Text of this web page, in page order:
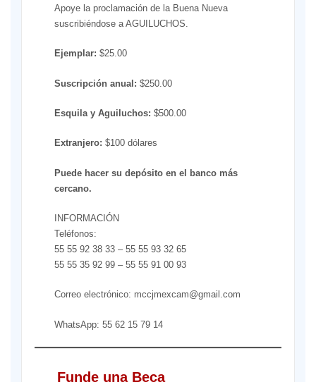
Apoye la proclamación de la Buena Nueva
suscribiéndose a AGUILUCHOS.
Ejemplar: $25.00
Suscripción anual: $250.00
Esquila y Aguiluchos: $500.00
Extranjero: $100 dólares
Puede hacer su depósito en el banco más
cercano.
INFORMACIÓN
Teléfonos:
55 55 92 38 33 – 55 55 93 32 65
55 55 35 92 99 – 55 55 91 00 93
Correo electrónico: mccjmexcam@gmail.com
WhatsApp: 55 62 15 79 14
Funde una Beca